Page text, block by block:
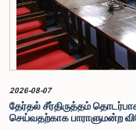
பொறுப்புகள் மற்றும் கடமைகளின்
உயர்ந்த மட்டத்தில் இருக்க வேண்டும்
முன்வைத்தனர்.அதன்படி,
தேவையான தீர்மானங்கள் எடுக்கப்பட
நிரந்தரமானதும்
யோசனையையும் குழுத் தலைவர்
2026-08-07
தேர்தல் சீர்திருத்தம்
செய்வதற்காக பாராளுமன்ற